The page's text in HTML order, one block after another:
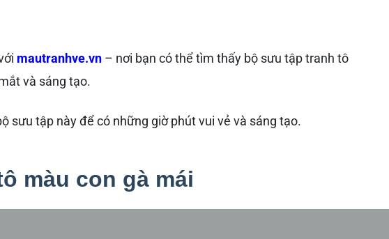
mautranhve.vn – nơi bạn có thể tìm thấy bộ sưu tập tranh tô
và sáng tạo.
sưu tập này để có những giờ phút vui vẻ và sáng tạo.
màu con gà mái